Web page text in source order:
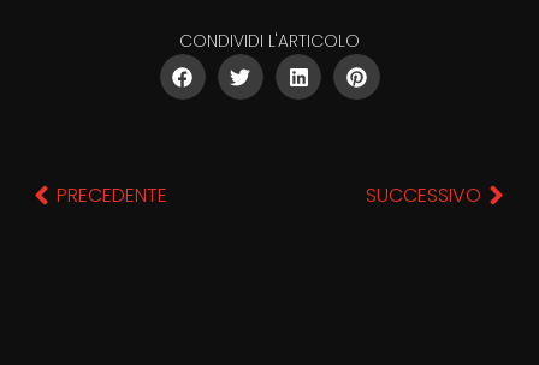
CONDIVIDI L'ARTICOLO
PRECEDENTE SUCCESSIVO